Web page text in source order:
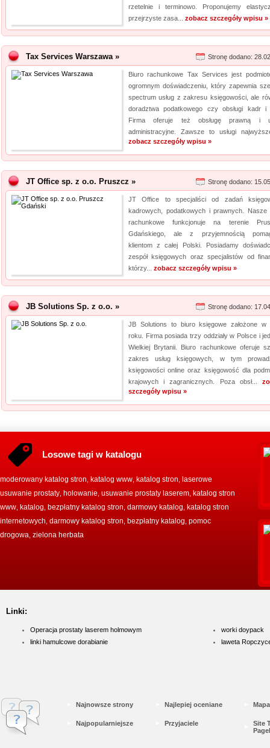
rzetelnie i terminowo. Proponujemy
przejrzyste zasa... zobacz szczegóły wpisu »
Tax Services Warszawa » Stronę dodano:
Biuro rachunkowe Tax Services jest
ogromnym doświadczeniu, który zapewnia
spectrum usług z zakresu księgowości, ale
doradztwa podatkowego czy obsługi kadr i
Firma oferuje też obsługę prawną i
administracyjne. Zawsze to usługi
zobacz szczegóły wpisu »
JT Office sp. z o.o. Pruszcz » Stronę dodano:
JT Office to specjaliści od zadań
kadrowych, podatkowych i prawnych. Nasze
rachunkowe funkcjonuje na terenie
Gdańskiego, ale z przyjemnością
klientom z całej Polski. Posiadamy
zespół księgowych oraz specjalistów od
którzy... zobacz szczegóły wpisu »
JB Solutions Sp. z o.o. » Stronę dodano:
JB Solutions to biuro księgowe założone w
roku. Firma posiada trzy oddziały w Polsce i
Wielkiej Brytanii. Biuro rachunkowe oferuje
zakres usług księgowych, w tym
księgowości online oraz księgowość dla
krajowych i zagranicznych. Poza obsł...
szczegóły wpisu »
Losowe tagi w katalogu
moderowany katalog stron katalog www katalog stron
laserowe
usuwanie prostaty holowanie usuwanie prostaty laserem katalog stron
www katalog bezpłatny katalog stron darmowy katalog katalog stron
internetowych darmowy katalog stron bezpłatny katalog pomoc
drogowa zielona herbata
Linki:
Operacja prostaty laserem holmowym
linki hamulcowe dorabianie
worki doypack
laweta
Najnowsze strony Najlepiej oceniane
Najpopularniejsze Przyjaciele
Site